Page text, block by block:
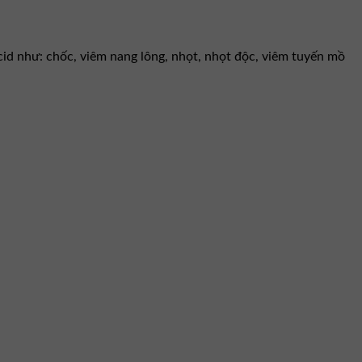
như: chốc, viêm nang lông, nhọt, nhọt độc, viêm tuyến mồ